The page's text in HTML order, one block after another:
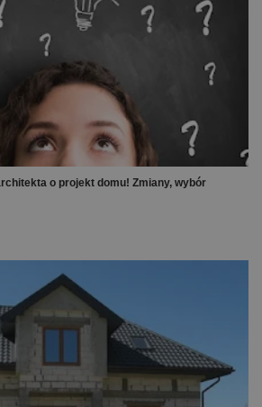
o projekt domu! Zmiany, wybór